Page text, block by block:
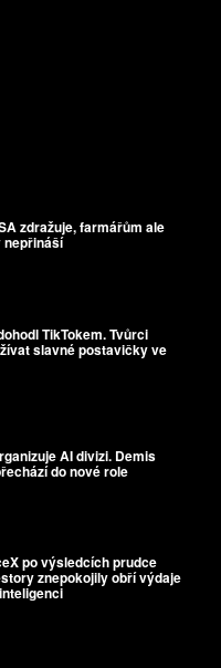
zdražuje, farmářům ale
TikTokem. Tvůrci
slavné postavičky ve
AI divizi. Demis
do nové role
po výsledcích prudce
znepokojily obří výdaje